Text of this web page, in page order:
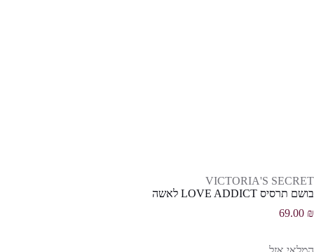
VICTORIA'S SECRET
בושם תרסיס LOVE ADDICT לאשה
69.00 ₪